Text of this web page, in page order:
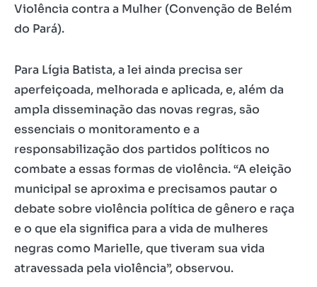
Violência contra a Mulher (Convenção de Belém
do Pará).
Para Lígia Batista, a lei ainda precisa ser
aperfeiçoada, melhorada e aplicada, e, além da
ampla disseminação das novas regras, são
essenciais o monitoramento e a
responsabilização dos partidos políticos no
combate a essas formas de violência. “A eleição
municipal se aproxima e precisamos pautar o
debate sobre violência política de gênero e raça
e o que ela significa para a vida de mulheres
negras como Marielle, que tiveram sua vida
atravessada pela violência”, observou.